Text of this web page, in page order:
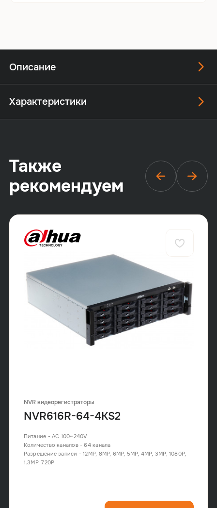
Описание
Характеристики
Также
рекомендуем
NVR видеорегистраторы
NVR616R-64-4KS2
Питание - AC 100~240V
Количество каналов - 64 канала
Разрешение записи - 12MP, 8MP, 6MP, 5MP, 4MP, 3MP, 1080P,
1.3MP, 720P